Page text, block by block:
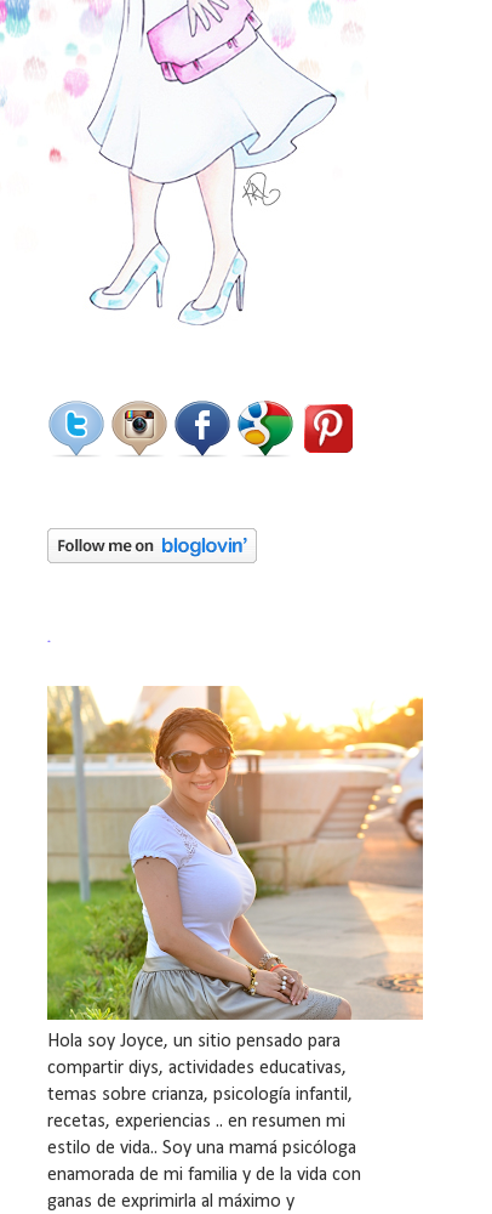
.
Hola soy Joyce, un sitio pensado para
compartir diys, actividades educativas,
temas sobre crianza, psicología infantil,
recetas, experiencias .. en resumen mi
estilo de vida.. Soy una mamá psicóloga
enamorada de mi familia y de la vida con
ganas de exprimirla al máximo y